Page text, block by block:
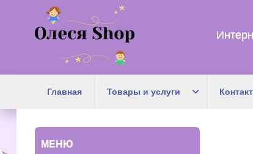
Главная Товары и услуги